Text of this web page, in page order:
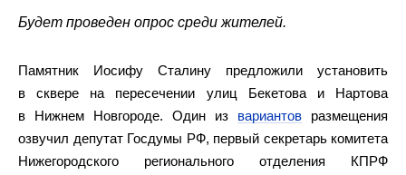
Будет проведен опрос среди жителей.
Памятник Иосифу Сталину предложили установить
в сквере на пересечении улиц Бекетова и Нартова
в Нижнем Новгороде. Один из вариантов размещения
озвучил депутат Госдумы РФ, первый секретарь комитета
Нижегородского регионального отделения КПРФ